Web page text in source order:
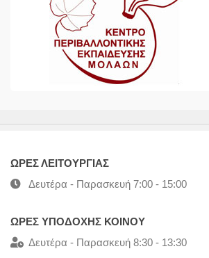
ΩΡΕΣ ΛΕΙΤΟΥΡΓΙΑΣ
Δευτέρα - Παρασκευή 7:00 - 15:00
ΩΡΕΣ ΥΠΟΔΟΧΗΣ ΚΟΙΝΟΥ
Δευτέρα - Παρασκευή 8:30 - 13:30